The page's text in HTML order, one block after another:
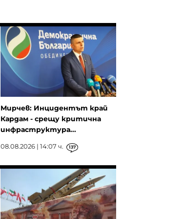
Мирчев: Инцидентът край
Кардам - срещу критична
инфраструктура...
08.08.2026 | 14:07 ч. 137